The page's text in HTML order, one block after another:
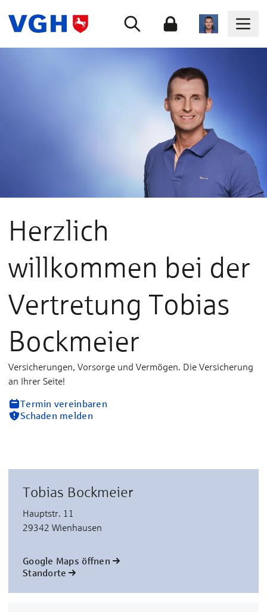
Herzlich
willkommen bei der
Vertretung Tobias
Bockmeier
Versicherungen, Vorsorge und Vermögen. Die Versicherung
an Ihrer Seite!
Termin vereinbaren
Schaden melden
Tobias Bockmeier
Hauptstr. 11
29342 Wienhausen
Google Maps öffnen
Standorte